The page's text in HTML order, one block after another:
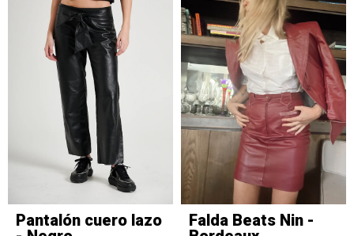
Pantalón cuero lazo
Falda Beats Nin -